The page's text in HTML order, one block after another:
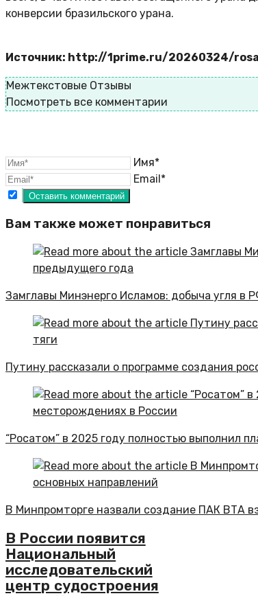
конверсии бразильского урана.
Источник: http://1prime.ru/20260324/
Межтекстовые Отзывы
Посмотреть все комментарии
Имя*
Email*
Вам также может понравиться
Замглавы Минэнерго Исламов: добыча угля в
Путину рассказали о программе создания
“Росатом” в 2025 году полностью выполнил
В Минпромторге назвали создание ПАК ВТА
В России появится
Национальный
исследовательский
центр судостроения